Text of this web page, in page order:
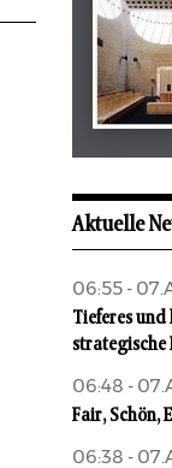
Mai
Aktuelle
06:55 -
Tieferes
strategische
06:48 -
Fair, Schön,
06:38 -